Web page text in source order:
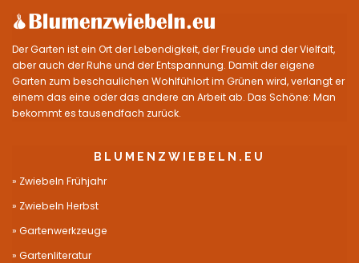
Der Garten ist ein Ort der Lebendigkeit, der Freude und der Vielfalt,
aber auch der Ruhe und der Entspannung. Damit der eigene
Garten zum beschaulichen Wohlfühlort im Grünen wird, verlangt er
einem das eine oder das andere an Arbeit ab. Das Schöne: Man
bekommt es tausendfach zurück.
BLUMENZWIEBELN.EU
Zwiebeln Frühjahr
Zwiebeln Herbst
Gartenwerkzeuge
Gartenliteratur